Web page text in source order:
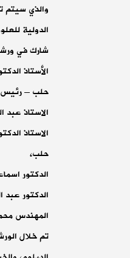
والذي سيتم
الدولية
شارك في
الأستاذ
حلب – رئيس
الاستاذ عبد
الاستاذ
حلب،
الدكتور
الدكتور عبد
المهندس
تم خلال